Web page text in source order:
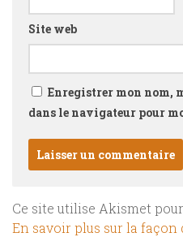
Site web
Enregistrer mon nom,
dans le navigateur pour
Ce site utilise Akismet
En savoir plus sur la